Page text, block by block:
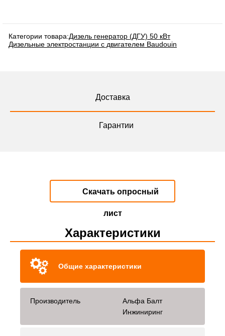
Категории товара:Дизель генератор (ДГУ) 50 кВт
Дизельные электростанции с двигателем Baudouin
Доставка
Гарантии
Скачать опросный
лист
Характеристики
Общие характеристики
Производитель
Альфа Балт
Инжиниринг